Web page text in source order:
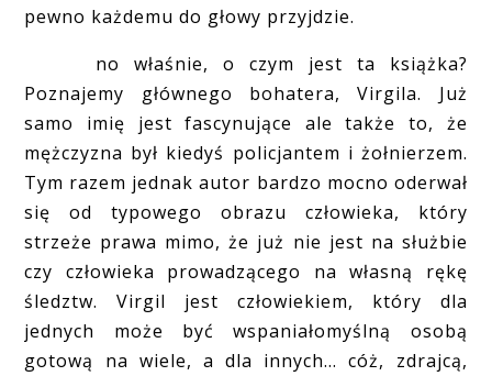
pewno każdemu do głowy przyjdzie.
no właśnie, o czym jest ta książka?
Poznajemy głównego bohatera, Virgila. Już
samo imię jest fascynujące ale także to, że
mężczyzna był kiedyś policjantem i żołnierzem.
Tym razem jednak autor bardzo mocno oderwał
się od typowego obrazu człowieka, który
strzeże prawa mimo, że już nie jest na służbie
czy człowieka prowadzącego na własną rękę
śledztw. Virgil jest człowiekiem, który dla
jednych może być wspaniałomyślną osobą
gotową na wiele, a dla innych... cóż, zdrajcą,